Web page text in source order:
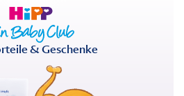
& Geschenke